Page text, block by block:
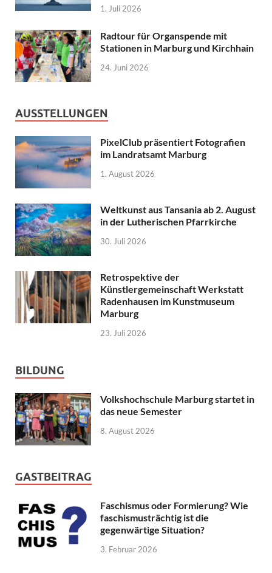
1. Juli 2026
Radtour für Organspende mit
Stationen in Marburg und Kirchhain
24. Juni 2026
AUSSTELLUNGEN
PixelClub präsentiert Fotografien
im Landratsamt Marburg
1. August 2026
Weltkunst aus Tansania ab 2. August
in der Lutherischen Pfarrkirche
30. Juli 2026
Retrospektive der
Künstlergemeinschaft Werkstatt
Radenhausen im Kunstmuseum
Marburg
23. Juli 2026
BILDUNG
Volkshochschule Marburg startet in
das neue Semester
8. August 2026
GASTBEITRAG
Faschismus oder Formierung? Wie
faschismusträchtig ist die
gegenwärtige Situation?
3. Februar 2026